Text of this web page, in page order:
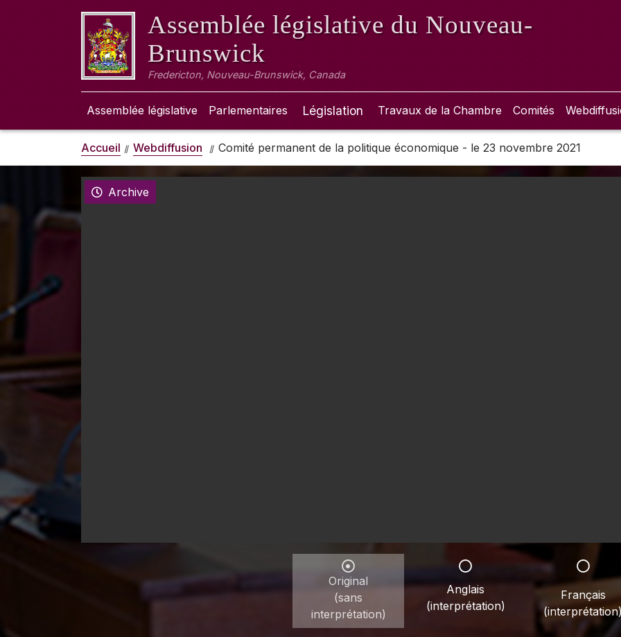
Assemblée législative du Nouveau-
Brunswick
Fredericton, Nouveau-Brunswick, Canada
Assemblée législative Parlementaires Législation Travaux de la Chambre Comités
Accueil Webdiffusion Comité permanent de la politique économique - le 23 novembre 2021
Archive
Original
(sans
interprétation)
Anglais
(interprétation)
Français